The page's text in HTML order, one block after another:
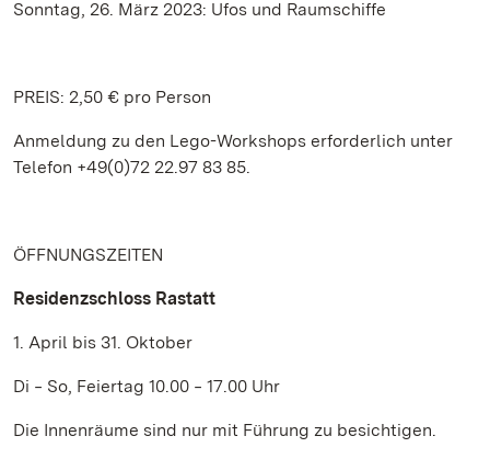
Sonntag, 26. März 2023: Ufos und Raumschiffe
PREIS: 2,50 € pro Person
Anmeldung zu den Lego-Workshops erforderlich unter
Telefon +49(0)72 22.97 83 85.
ÖFFNUNGSZEITEN
Residenzschloss Rastatt
1. April bis 31. Oktober
Di ‒ So, Feiertag 10.00 ‒ 17.00 Uhr
Die Innenräume sind nur mit Führung zu besichtigen.